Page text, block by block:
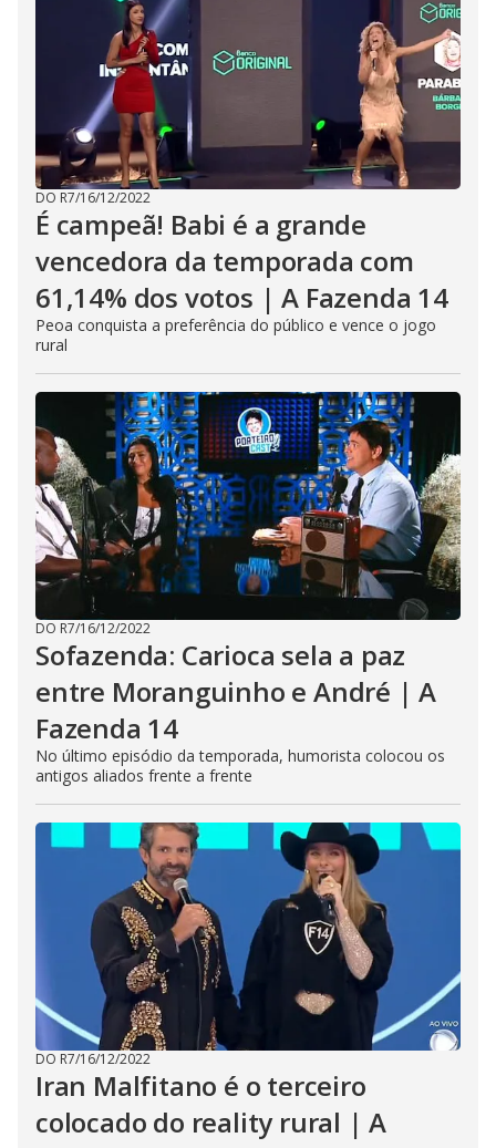
DO R7/16/12/2022
É campeã! Babi é a grande
vencedora da temporada com
61,14% dos votos | A Fazenda 14
Peoa conquista a preferência do público e vence o jogo
rural
DO R7/16/12/2022
Sofazenda: Carioca sela a paz
entre Moranguinho e André | A
Fazenda 14
No último episódio da temporada, humorista colocou os
antigos aliados frente a frente
DO R7/16/12/2022
Iran Malfitano é o terceiro
colocado do reality rural | A